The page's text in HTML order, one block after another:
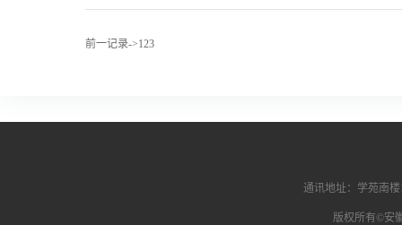
前一记录->123
通讯地址：学苑南
版权所有©安